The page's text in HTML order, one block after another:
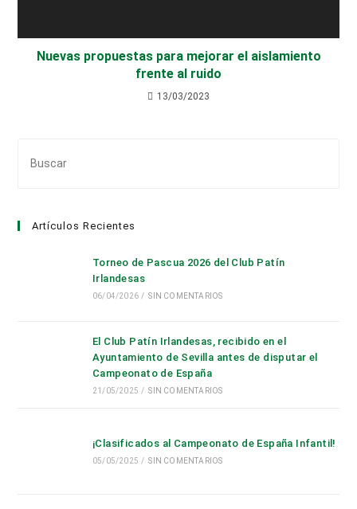
Nuevas propuestas para mejorar el aislamiento
frente al ruido
13/03/2023
Artículos Recientes
Torneo de Pascua 2026 del Club Patín
Irlandesas
06/04/2026 / SIN COMENTARIOS
El Club Patín Irlandesas, recibido en el
Ayuntamiento de Sevilla antes de disputar el
Campeonato de España
21/05/2025 / SIN COMENTARIOS
¡Clasificados al Campeonato de España Infantil!
05/05/2025 / SIN COMENTARIOS